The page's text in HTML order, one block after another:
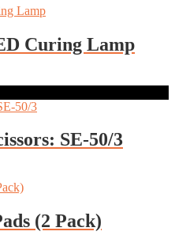
Curing Lamp
SE-50/3
(2 Pack)